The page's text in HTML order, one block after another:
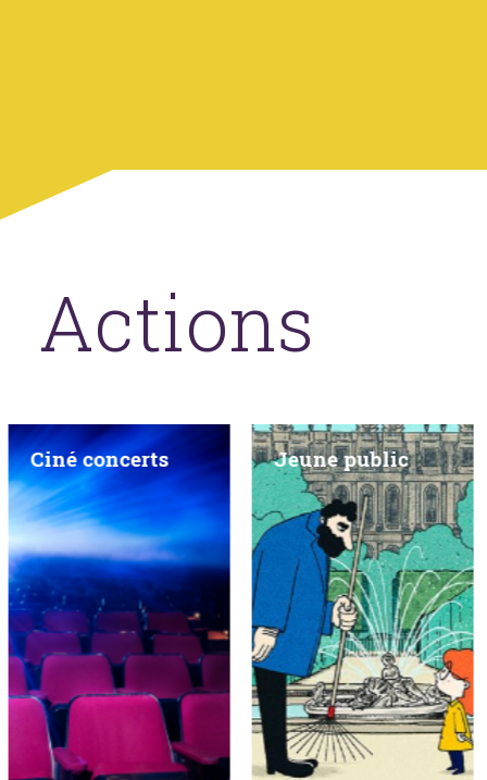
Actions
Ciné concerts Jeune public